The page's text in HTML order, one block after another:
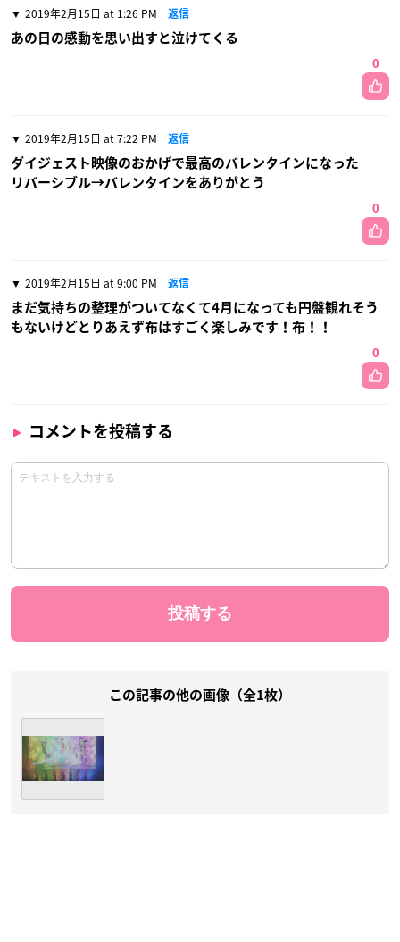
2019年2月15日 at 1:26 PM 返信
あの日の感動を思い出すと泣けてくる
0
2019年2月15日 at 7:22 PM 返信
ダイジェスト映像のおかげで最高のバレンタインになった
リバーシブル→バレンタインをありがとう
0
2019年2月15日 at 9:00 PM 返信
まだ気持ちの整理がついてなくて4月になっても円盤観れそう
もないけどとりあえず布はすごく楽しみです！布！！
0
コメントを投稿する
この記事の他の画像（全1枚）